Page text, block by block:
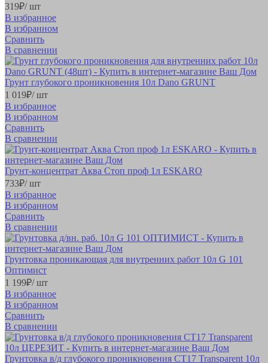
319₽/ шт
В избранное
В избранном
Сравнить
В сравнении
Грунт глубокого проникновения 10л Dano GRUNT
1 019₽/ шт
В избранное
В избранном
Сравнить
В сравнении
Грунт-концентрат Аква Стоп проф 1л ESKARO
733₽/ шт
В избранное
В избранном
Сравнить
В сравнении
Грунтовка проникающая для внутренних работ 10л G 101
Оптимист
1 199₽/ шт
В избранное
В избранном
Сравнить
В сравнении
Грунтовка в/д глубокого проникновения СТ17 Transparent 10л